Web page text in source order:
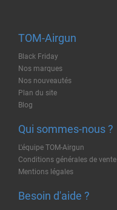
TOM-Airgun
Black Friday
Nos marques
Nos nouveautés
Plan du site
Blog
Qui sommes-nous ?
L'équipe TOM-Airgun
Conditions générales de vente
Mentions légales
Besoin d'aide ?